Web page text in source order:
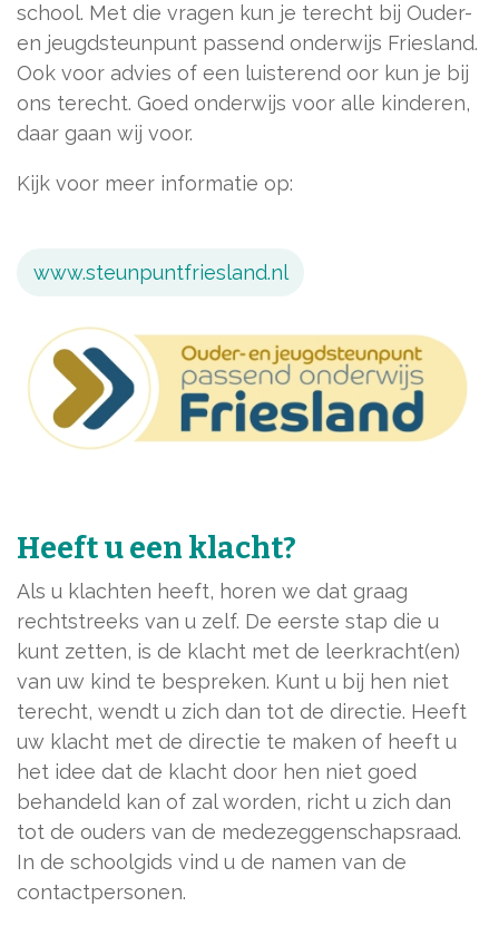
school. Met die vragen kun je terecht bij Ouder-
en jeugdsteunpunt passend onderwijs Friesland.
Ook voor advies of een luisterend oor kun je bij
ons terecht. Goed onderwijs voor alle kinderen,
daar gaan wij voor.
Kijk voor meer informatie op:
www.steunpuntfriesland.nl
Heeft u een klacht?
Als u klachten heeft, horen we dat graag
rechtstreeks van u zelf. De eerste stap die u
kunt zetten, is de klacht met de leerkracht(en)
van uw kind te bespreken. Kunt u bij hen niet
terecht, wendt u zich dan tot de directie. Heeft
uw klacht met de directie te maken of heeft u
het idee dat de klacht door hen niet goed
behandeld kan of zal worden, richt u zich dan
tot de ouders van de medezeggenschapsraad.
In de schoolgids vind u de namen van de
contactpersonen.